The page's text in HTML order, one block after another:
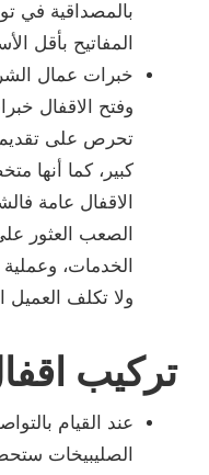
بالمصداقية في
المفاتيح بأقل
خبرات عمال
وفتح الاقفال
تحرص على
كبير، كما أنها
الاقفال عامة
الصعب العثور
الخدمات، وعملية
ولا تكلف العميل
تركيب
عند القيام
الصليبيخات